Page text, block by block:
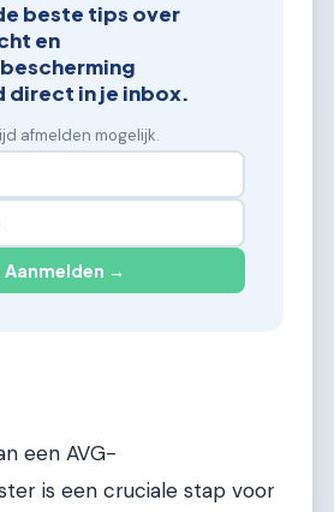
beste tips over
en
direct in je inbox.
afmelden mogelijk.
Aanmelden →
een AVG-
is een cruciale stap voor